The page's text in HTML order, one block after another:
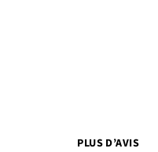
PLUS D’AVIS